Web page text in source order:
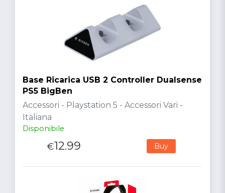
Base Ricarica USB 2 Controller Dualsense
PS5 BigBen
Accessori - Playstation 5 - Accessori Vari -
Italiana
Disponibile
€12.99 Buy